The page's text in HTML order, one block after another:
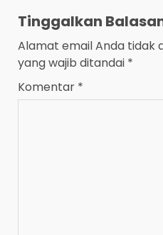
Tinggalkan
Alamat email Anda tidak
yang wajib ditandai *
Komentar *